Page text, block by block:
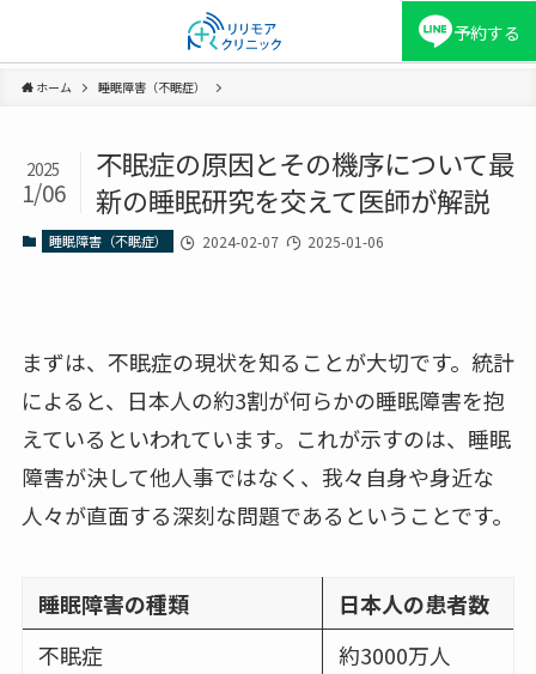
予約する
ホーム 睡眠障害（不眠症）
不眠症の原因とその機序について最
新の睡眠研究を交えて医師が解説
2025
1/06
睡眠障害（不眠症） 2024-02-07 2025-01-06
まずは、不眠症の現状を知ることが大切です。統計
によると、日本人の約3割が何らかの睡眠障害を抱
えているといわれています。これが示すのは、睡眠
障害が決して他人事ではなく、我々自身や身近な
人々が直面する深刻な問題であるということです。
睡眠障害の種類
日本人の患者数
不眠症
約3000万人